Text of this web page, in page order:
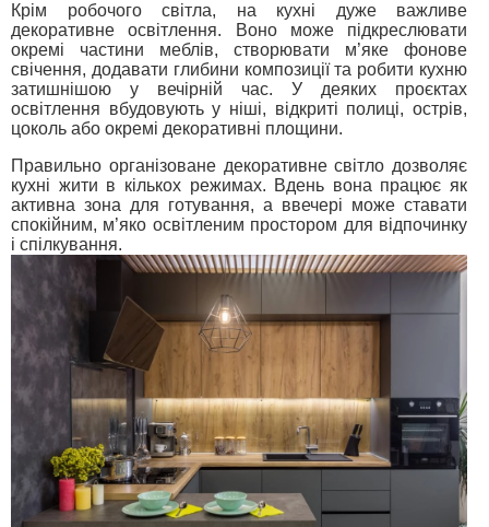
Крім робочого світла, на кухні дуже важливе
декоративне освітлення. Воно може підкреслювати
окремі частини меблів, створювати м’яке фонове
свічення, додавати глибини композиції та робити кухню
затишнішою у вечірній час. У деяких проєктах
освітлення вбудовують у ніші, відкриті полиці, острів,
цоколь або окремі декоративні площини.
Правильно організоване декоративне світло дозволяє
кухні жити в кількох режимах. Вдень вона працює як
активна зона для готування, а ввечері може ставати
спокійним, м’яко освітленим простором для відпочинку
і спілкування.